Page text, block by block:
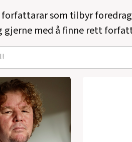
som tilbyr
gjerne med å finne rett